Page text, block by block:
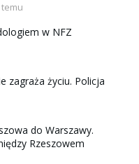
w NFZ
zagraża życiu. Policja
do Warszawy.
Rzeszowem